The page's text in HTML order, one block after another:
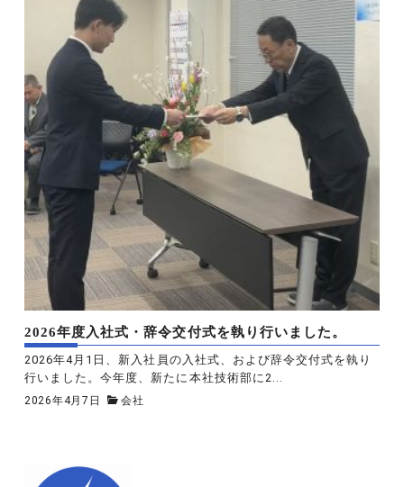
2026年度入社式・辞令交付式を執り行いました。
2026年4月1日、新入社員の入社式、および辞令交付式を執り
行いました。今年度、新たに本社技術部に2...
2026年4月7日 会社